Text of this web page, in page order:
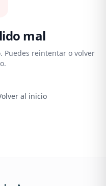
mal
Puedes reintentar o volver
al inicio